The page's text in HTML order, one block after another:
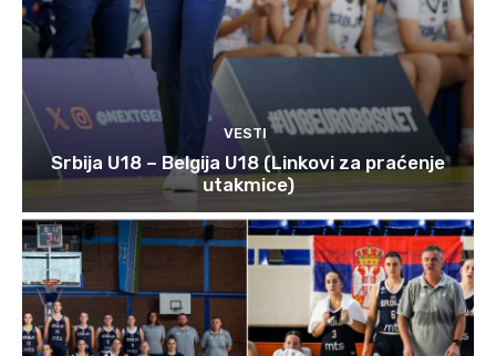
VESTI
Srbija U18 – Belgija U18 (Linkovi za praćenje
utakmice)